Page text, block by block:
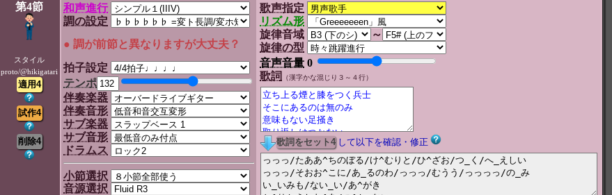
第4節
スタイル
proto/@hikigatari
和声進行
調の設定
● 調が前節と異なりますが大丈夫？
拍子設定
テンポ
伴奏楽器
伴奏音形
サブ楽器
サブ音形
ドラムス
小節選択
音源選択
歌声指定
リズム形
旋律音域
～
旋律の型
音声音量 0
歌詞
（漢字かな混じり３～４行）
して以下を確認・修正